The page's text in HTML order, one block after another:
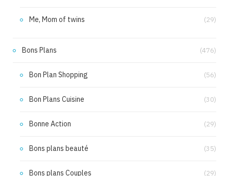
Me, Mom of twins (29)
Bons Plans (476)
Bon Plan Shopping (56)
Bon Plans Cuisine (30)
Bonne Action (29)
Bons plans beauté (35)
Bons plans Couples (29)